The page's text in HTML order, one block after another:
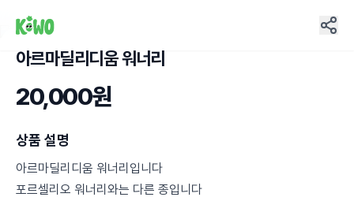
아르마딜리디움 워너리
20,000원
상품 설명
아르마딜리디움 워너리입니다
포르셀리오 워너리와는 다른 종입니다